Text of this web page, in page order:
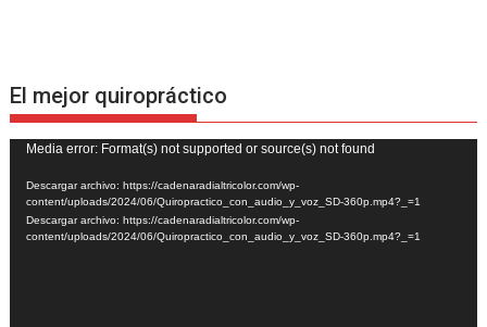
El mejor quiropráctico
Reproductor
de
vídeo
Media error: Format(s) not supported or source(s) not found
Descargar archivo: https://cadenaradialtricolor.com/wp-
content/uploads/2024/06/Quiropractico_con_audio_y_voz_SD-360p.mp4?_=1
Descargar archivo: https://cadenaradialtricolor.com/wp-
content/uploads/2024/06/Quiropractico_con_audio_y_voz_SD-360p.mp4?_=1